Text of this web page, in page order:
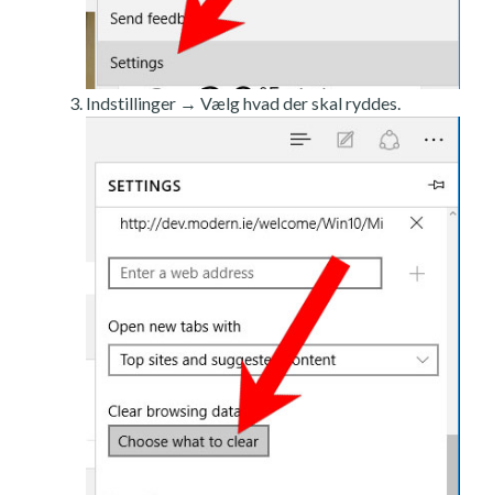
Indstillinger → Vælg hvad der skal ryddes.